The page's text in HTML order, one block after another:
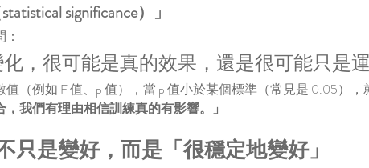
significance）」
化，很可能是真的效果，還是很可能只是運
（例如 F 值、p 值），當 p 值小於某個標準（常見是 0.05），
我們有理由相信訓練真的有影響。」
只是變好，而是「很穩定地變好」